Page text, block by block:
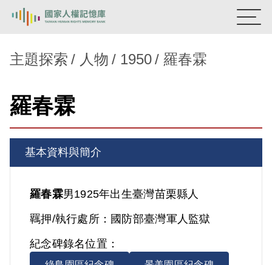
新生訓導處
主題探索
背景知識
關於我們
意見信箱
主題探索 人物 1950 羅春霖
羅春霖
基本資料與簡介
羅春霖男1925年出生臺灣苗栗縣人
羈押/執行處所： 國防部臺灣軍人監獄
紀念碑錄名位置：